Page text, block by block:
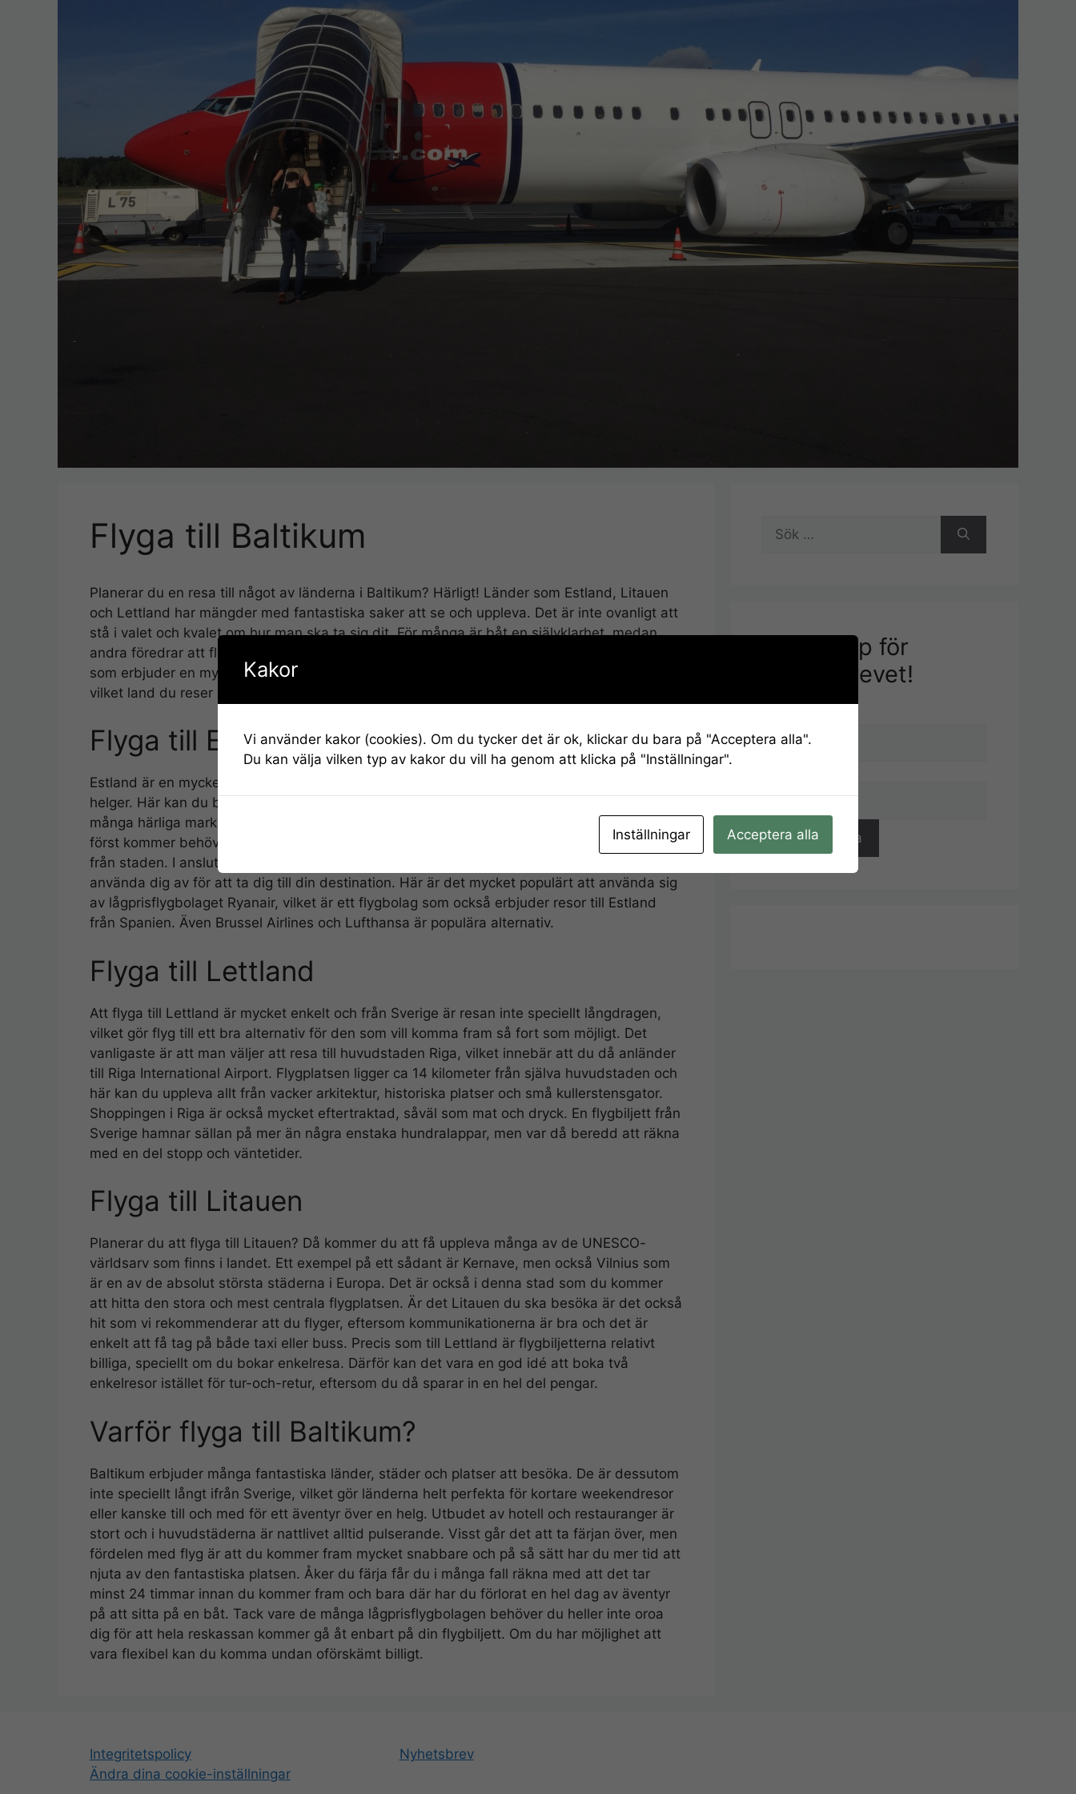
Flyga till Baltikum
Planerar du en resa till något av länderna i Baltikum? Härligt! Länder som Estland, Litauen
och Lettland har mängder med fantastiska saker att se och uppleva. Det är inte ovanligt att
stå i valet och kvalet om hur man ska ta sig dit. För många är båt en självklarhet, medan
andra föredrar att flyga. Det finns flera större flygbolag som flyger till just dessa länder och
som erbjuder en mycket hög service och bekvämlighet för sina passagerare. Beroende på
vilket land du reser ifrån kan dock resvägen se lika olika ut.
Flyga till Estland
Estland är en mycket populär och uppskattad destination dit många färjor åker under
helger. Här kan du besöka allt från stora shoppingcenter till badplatser, naturreservat och
många härliga marknader. Väljer du att flyga till landet är det i huvudstaden Tallinn som du
först kommer behöva anlända. Denna flygplats heter Ülemiste och ligger cirka 4 kilometer
från staden. I anslutning till flygplatsen hittar du både bussar och taxibilar som du kan
använda dig av för att ta dig till din destination. Här är det mycket populärt att använda sig
av lågprisflygbolaget Ryanair, vilket är ett flygbolag som också erbjuder resor till Estland
från Spanien. Även Brussel Airlines och Lufthansa är populära alternativ.
Flyga till Lettland
Att flyga till Lettland är mycket enkelt och från Sverige är resan inte speciellt långdragen,
vilket gör flyg till ett bra alternativ för den som vill komma fram så fort som möjligt. Det
vanligaste är att man väljer att resa till huvudstaden Riga, vilket innebär att du då anländer
till Riga International Airport. Flygplatsen ligger ca 14 kilometer från själva huvudstaden och
här kan du uppleva allt från vacker arkitektur, historiska platser och små kullerstensgator.
Shoppingen i Riga är också mycket eftertraktad, såväl som mat och dryck. En flygbiljett från
Sverige hamnar sällan på mer än några enstaka hundralappar, men var då beredd att räkna
med en del stopp och väntetider.
Flyga till Litauen
Planerar du att flyga till Litauen? Då kommer du att få uppleva många av de UNESCO-
världsarv som finns i landet. Ett exempel på ett sådant är Kernave, men också Vilnius som
är en av de absolut största städerna i Europa. Det är också i denna stad som du kommer
att hitta den stora och mest centrala flygplatsen. Är det Litauen du ska besöka är det också
hit som vi rekommenderar att du flyger, eftersom kommunikationerna är bra och det är
enkelt att få tag på både taxi eller buss. Precis som till Lettland är flygbiljetterna relativt
billiga, speciellt om du bokar enkelresa. Därför kan det vara en god idé att boka två
enkelresor istället för tur-och-retur, eftersom du då sparar in en hel del pengar.
Varför flyga till Baltikum?
Baltikum erbjuder många fantastiska länder, städer och platser att besöka. De är dessutom
inte speciellt långt ifrån Sverige, vilket gör länderna helt perfekta för kortare weekendresor
eller kanske till och med för ett äventyr över en helg. Utbudet av hotell och restauranger är
stort och i huvudstäderna är nattlivet alltid pulserande. Visst går det att ta färjan över, men
fördelen med flyg är att du kommer fram mycket snabbare och på så sätt har du mer tid att
njuta av den fantastiska platsen. Åker du färja får du i många fall räkna med att det tar
minst 24 timmar innan du kommer fram och bara där har du förlorat en hel dag av äventyr
på att sitta på en båt. Tack vare de många lågprisflygbolagen behöver du heller inte oroa
dig för att hela reskassan kommer gå åt enbart på din flygbiljett. Om du har möjlighet att
vara flexibel kan du komma undan oförskämt billigt.
efter:
Signa upp för
nyhetsbrevet!
Integritetspolicy
Ändra dina cookie-inställningar
Nyhetsbrev
Kakor
Vi använder kakor (cookies). Om du tycker det är ok, klickar du bara på "Acceptera alla".
Du kan välja vilken typ av kakor du vill ha genom att klicka på "Inställningar".
Inställningar Acceptera alla